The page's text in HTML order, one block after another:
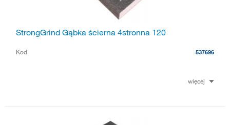
StrongGrind Gąbka ścierna 4stronna 120
Kod 537696
więcej